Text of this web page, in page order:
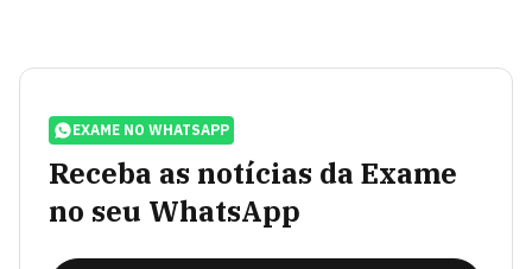
EXAME NO WHATSAPP
Receba as notícias da Exame
no seu WhatsApp